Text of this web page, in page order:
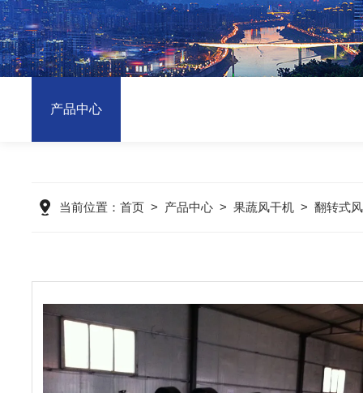
产品中心
当前位置： 首页 > 产品中心 > 果蔬风干机 > 翻转式